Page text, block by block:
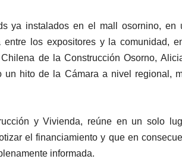
ya instalados en el mall osornino, en
entre los expositores y la comunidad,
de la Construcción Osorno,
un hito de la Cámara a nivel regional,
y Vivienda, reúne en un solo
el financiamiento y que en
informada.